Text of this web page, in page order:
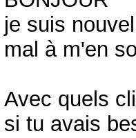
je suis
mal à m'en
Avec quels
si tu avais